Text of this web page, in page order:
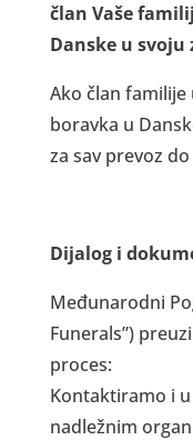
član Vaše
Danske u svoju
Ako član
boravka u
za sav prevoz
Dijalog i
Međunarodni
Funerals”)
proces:
Kontaktiramo i
nadležnim